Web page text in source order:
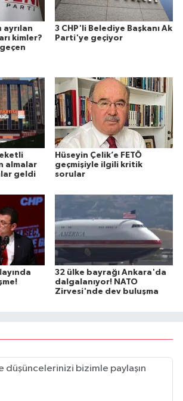
ayrılan
kimler?
3 CHP'li Belediye Başkanı Ak
Parti'ye geçiyor
almalar
geldi
Hüseyin Çelik’e FETÖ
geçmişiyle ilgili kritik
sorular
32 ülke bayrağı Ankara'da
dalgalanıyor! NATO
Zirvesi'nde dev buluşma